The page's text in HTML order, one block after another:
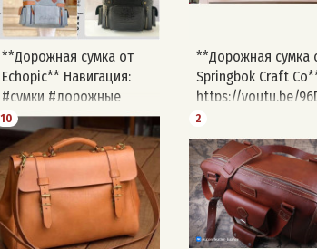
**Дорожная сумка от
Echopic** Навигация:
#сумки #дорожные
#выкройка #echopic
#сумка408
**Дорожная сумка
Springbok Craft
https://youtu.be/
Vzp8?si=moi-1I5J-
[ПОДБОРКИ
ИНСТРУМЕНТОВ]
(https://t.me/
Навигация: #сумки
#дорожные
#springbok
10 2